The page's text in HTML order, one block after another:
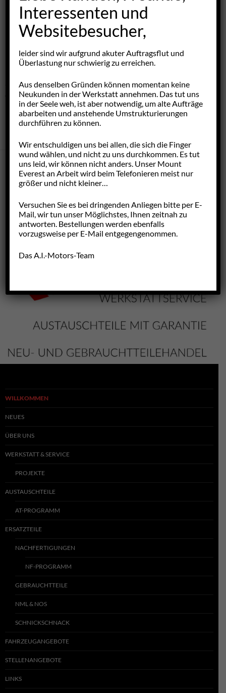
Leistungen, oder stöbern Sie in den Teile- und
Fahrzeugangeboten. Einige Galerienbieten Ihnen Einblicke
in unseren Werkstattalltag, Schnappschüsse aus 35 Jahren
Eindrücke der wichtigsten Messen.
Sollten Fragen unbeantwortet bleiben, können Sie uns gerne
einen Kommentar hinterlassen oder dasKontaktformular
nutzen.
WILLKOMMEN
NEUES
ÜBER UNS
WERKSTATT & SERVICE
PROJEKTE
AUSTAUSCHTEILE
AT-PROGRAMM
ERSATZTEILE
NACHFERTIGUNGEN
NF-PROGRAMM
GEBRAUCHTTEILE
NML & NOS
SCHNICKSCHNACK
FAHRZEUGANGEBOTE
STELLENANGEBOTE
LINKS
Interessenten und
Websitebesucher,
leider sind wir aufgrund akuter Auftragsflut und
Überlastung nur schwierig zu erreichen.
Aus denselben Gründen können momentan keine
Neukunden in der Werkstatt annehmen. Das tut uns
in der Seele weh, ist aber notwendig, um alte Aufträge
abarbeiten und anstehende Umstrukturierungen
durchführen zu können.
Wir entschuldigen uns bei allen, die sich die Finger
wund wählen, und nicht zu uns durchkommen. Es tut
uns leid, wir können nicht anders. Unser Mount
Everest an Arbeit wird beim Telefonieren meist nur
größer und nicht kleiner…
Versuchen Sie es bei dringenden Anliegen bitte per E-
Mail, wir tun unser Möglichstes, Ihnen zeitnah zu
antworten. Bestellungen werden ebenfalls
vorzugsweise per E-Mail entgegengenommen.
Das A.I.-Motors-Team